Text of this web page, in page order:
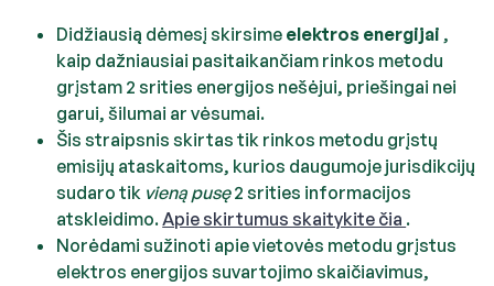
Didžiausią dėmesį skirsime elektros energijai ,
kaip dažniausiai pasitaikančiam rinkos metodu
grįstam 2 srities energijos nešėjui, priešingai nei
garui, šilumai ar vėsumai.
Šis straipsnis skirtas tik rinkos metodu grįstų
emisijų ataskaitoms, kurios daugumoje jurisdikcijų
sudaro tik vieną pusę2 srities informacijos
atskleidimo.Apie skirtumus skaitykite čia .
Norėdami sužinoti apie vietovės metodu grįstus
elektros energijos suvartojimo skaičiavimus,